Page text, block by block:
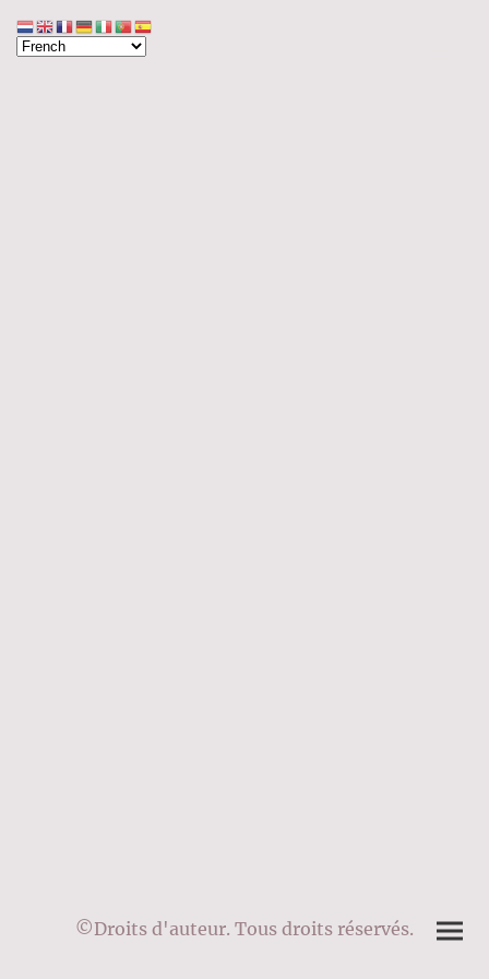
©Droits d'auteur. Tous droits réservés.